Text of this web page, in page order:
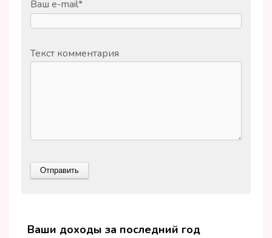
Ваш e-mail*
Текст комментария
Ваши доходы за последний год